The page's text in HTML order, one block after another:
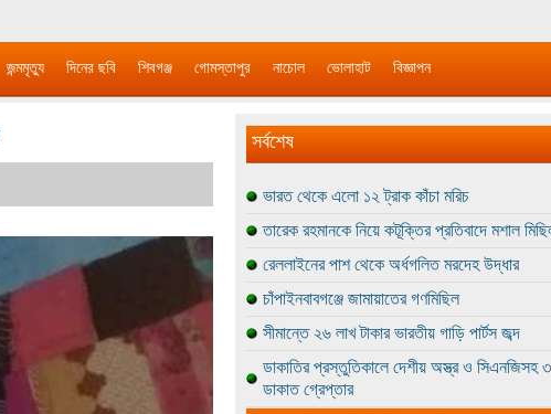
জন্মমৃত্যু দিনের ছবি শিবগঞ্জ গোমস্তাপুর নাচোল ভোলাহাট বিজ্ঞাপন
সর্বশেষ
ভারত থেকে এলো ১২ ট্রাক কাঁচা মরিচ
তারেক রহমানকে নিয়ে কটূক্তির প্রতিবাদে মশাল
রেললাইনের পাশ থেকে অর্ধগলিত মরদেহ উদ্ধার
চাঁপাইনবাবগঞ্জে জামায়াতের গণমিছিল
সীমান্তে ২৬ লাখ টাকার ভারতীয় গাড়ি পার্টস জব্দ
ডাকাতির প্রস্তুতিকালে দেশীয় অস্ত্র ও সিএনজিসহ ৩
ডাকাত গ্রেপ্তার